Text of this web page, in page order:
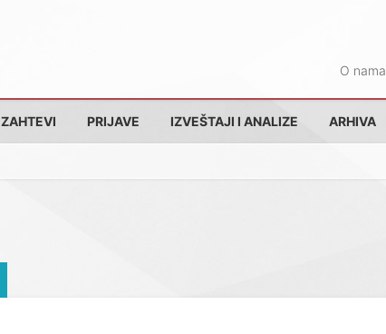
O nama
ZAHTEVI PRIJAVE IZVEŠTAJI I ANALIZE ARHIVA